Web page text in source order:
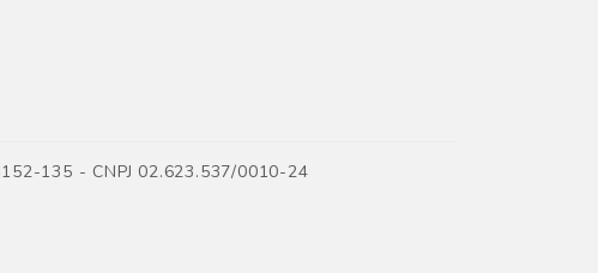
135 - CNPJ 02.623.537/0010-24